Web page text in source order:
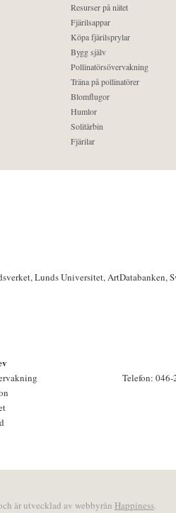
Resurser på nätet
Fjärilsappar
Köpa fjärilsprylar
Bygg själv
Pollinatörsövervakning
Träna på pollinatörer
Blomflugor
Humlor
Solitärbin
Fjärilar
Lunds Universitet,
Telefon: 046-
är utvecklad av webbyrån Happiness.